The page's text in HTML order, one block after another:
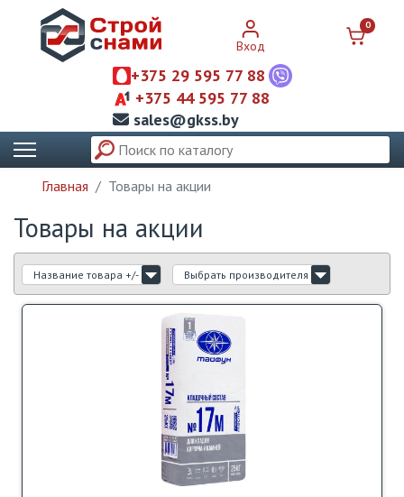
+375 29 595 77 88
+375 44 595 77 88
sales@gkss.by
Вход
0
Главная Товары на акции
Товары на акции
Название товара +/- Выбрать производителя